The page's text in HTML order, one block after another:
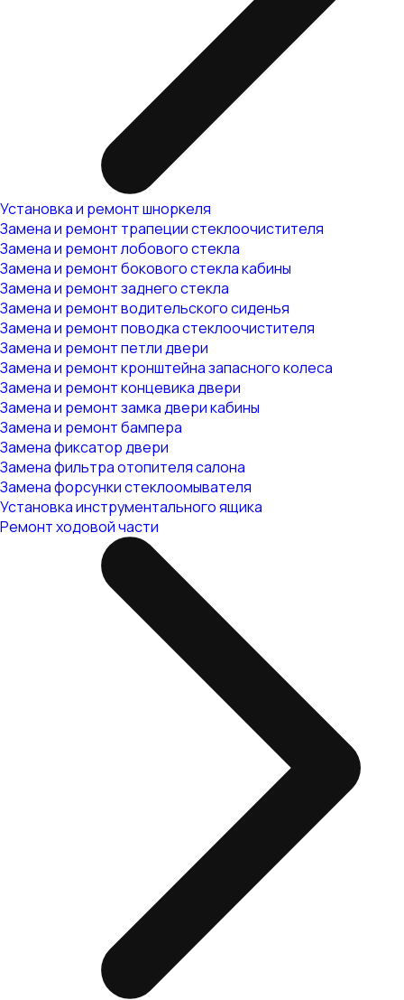
Установка и ремонт шноркеля
Замена и ремонт трапеции стеклоочистителя
Замена и ремонт лобового стекла
Замена и ремонт бокового стекла кабины
Замена и ремонт заднего стекла
Замена и ремонт водительского сиденья
Замена и ремонт поводка стеклоочистителя
Замена и ремонт петли двери
Замена и ремонт кронштейна запасного колеса
Замена и ремонт концевика двери
Замена и ремонт замка двери кабины
Замена и ремонт бампера
Замена фиксатор двери
Замена фильтра отопителя салона
Замена форсунки стеклоомывателя
Установка инструментального ящика
Ремонт ходовой части